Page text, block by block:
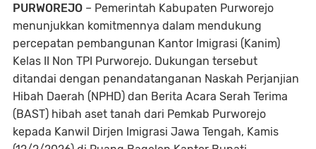
PURWOREJO – Pemerintah Kabupaten Purworejo
menunjukkan komitmennya dalam mendukung
percepatan pembangunan Kantor Imigrasi (Kanim)
Kelas II Non TPI Purworejo. Dukungan tersebut
ditandai dengan penandatanganan Naskah Perjanjian
Hibah Daerah (NPHD) dan Berita Acara Serah Terima
(BAST) hibah aset tanah dari Pemkab Purworejo
kepada Kanwil Dirjen Imigrasi Jawa Tengah, Kamis